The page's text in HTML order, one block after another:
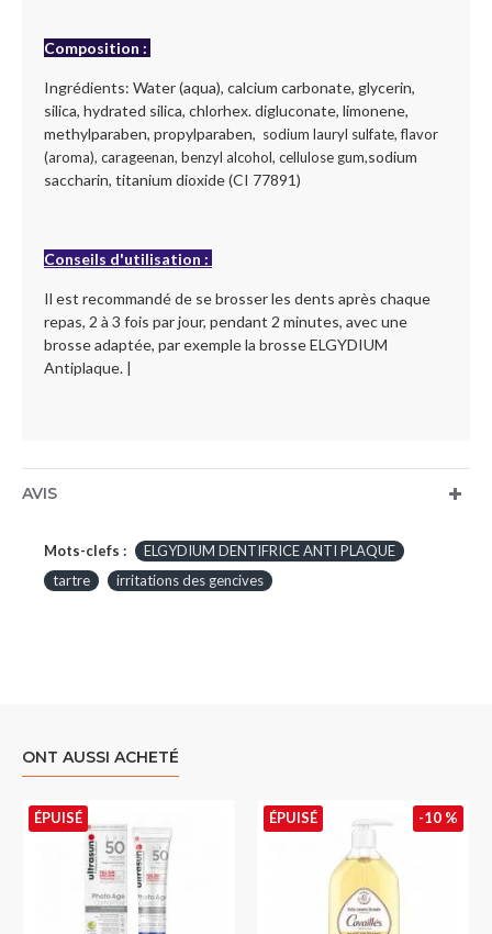
Composition :
Ingrédients: Water (aqua), calcium carbonate, glycerin,
silica, hydrated silica, chlorhex. digluconate, limonene,
methylparaben, propylparaben, sodium lauryl sulfate, flavor
(aroma), carageenan, benzyl alcohol, cellulose gum,sodium
saccharin, titanium dioxide (CI 77891)
Conseils d'utilisation :
Il est recommandé de se brosser les dents après chaque
repas, 2 à 3 fois par jour, pendant 2 minutes, avec une
brosse adaptée, par exemple la brosse ELGYDIUM
Antiplaque. |
AVIS
Mots-clefs :
ELGYDIUM DENTIFRICE ANTI PLAQUE
tartre
irritations des gencives
ONT AUSSI ACHETÉ
ÉPUISÉ -10 %
ÉPUISÉ